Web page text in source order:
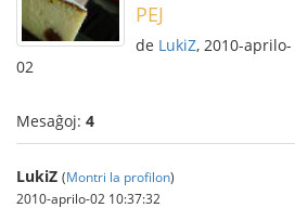
PEJ
de LukiZ, 2010-aprilo-
02
Mesaĝoj: 4
LukiZ (Montri la profilon)
2010-aprilo-02 10:37:32